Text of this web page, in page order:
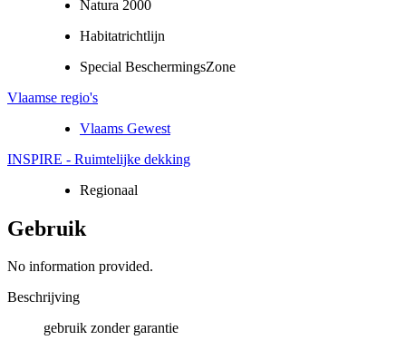
Natura 2000
Habitatrichtlijn
Special BeschermingsZone
Vlaamse regio's
Vlaams Gewest
INSPIRE - Ruimtelijke dekking
Regionaal
Gebruik
No information provided.
Beschrijving
gebruik zonder garantie